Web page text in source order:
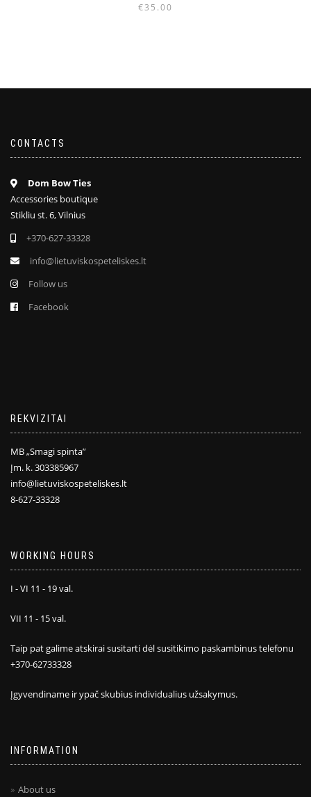
€35.00
CONTACTS
Dom Bow Ties
Accessories boutique
Stikliu st. 6, Vilnius
+370-627-33328
info@lietuviskospeteliskes.lt
Follow us
Facebook
REKVIZITAI
MB „Smagi spinta”
Įm. k. 303385967
info@lietuviskospeteliskes.lt
8-627-33328
WORKING HOURS
I - VI 11 - 19 val.
VII 11 - 15 val.
Taip pat galime atskirai susitarti dėl susitikimo paskambinus telefonu
+370-62733328
Įgyvendiname ir ypač skubius individualius užsakymus.
INFORMATION
About us